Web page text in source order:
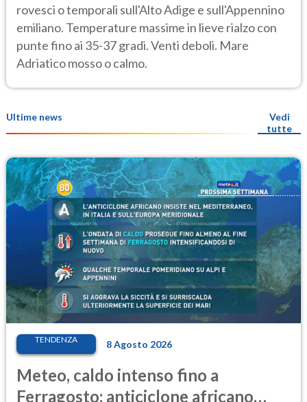
rovesci o temporali sull'Alto Adige e sull'Appennino
emiliano. Temperature massime in lieve rialzo con
punte fino ai 35-37 gradi. Venti deboli. Mare
Adriatico mosso o calmo.
Ultime news
Vedi
tutte
TENDENZA 8 Agosto 2026
Meteo, caldo intenso fino a
Ferragosto: anticiclone africano